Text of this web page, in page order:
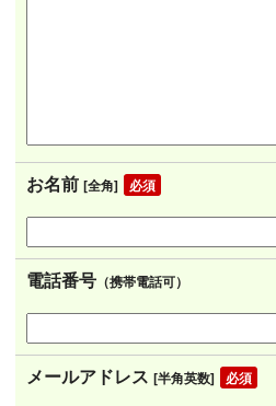
お名前[全角]
電話番号 （携帯電話可）
メールアドレス[半角英数]